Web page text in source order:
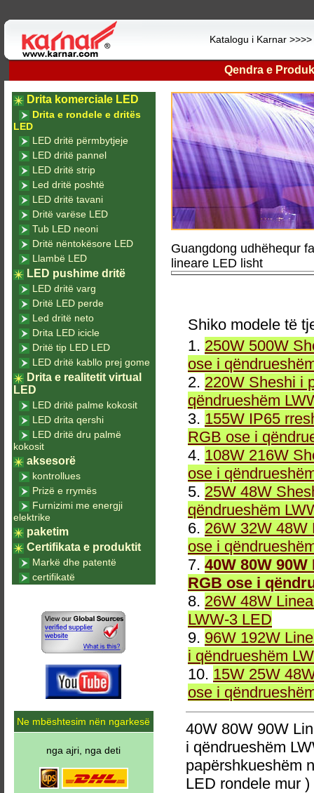
Katalogu i Karnar >>>>
Qendra e
Guangdong udhëhequr
lineare LED lisht
Shiko modele të
1. 250W 500W
ose i
2. 220W Sheshi i
qëndrueshëm
3. 155W IP65
RGB ose i
4. 108W 216W
ose i
5. 25W 48W
qëndrueshëm
6. 26W 32W 48W
ose i
7. 40W 80W
RGB ose i
8. 26W 48W
LWW-3 LED
9. 96W 192W
i qëndrueshëm
10. 15W 25W
ose i
40W 80W 90W
i qëndrueshëm
papërshkueshëm
LED rondele mur )
Drita komerciale LED
Drita e rondele e dritës
LED
LED dritë përmbytjeje
LED dritë pannel
LED dritë strip
Led dritë poshtë
LED dritë tavani
Dritë varëse LED
Tub LED neoni
Dritë nëntokësore LED
Llambë LED
LED pushime dritë
LED dritë varg
Dritë LED perde
Led dritë neto
Drita LED icicle
Dritë tip LED LED
LED dritë kabllo prej gome
Drita e realitetit virtual
LED
LED dritë palme kokosit
LED drita qershi
LED dritë dru palmë
kokosit
aksesorë
kontrollues
Prizë e rrymës
Furnizimi me energji
elektrike
paketim
Certifikata e produktit
Markë dhe patentë
certifikatë
Ne mbështesim nën ngarkesë
nga ajri, nga deti